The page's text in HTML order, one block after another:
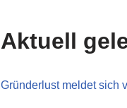
Aktuell
Gründerlust meldet sich